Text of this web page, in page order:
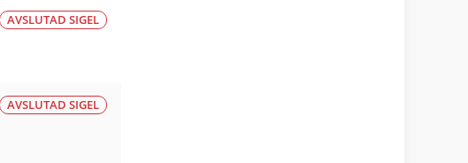
AVSLUTAD SIGEL
AVSLUTAD SIGEL